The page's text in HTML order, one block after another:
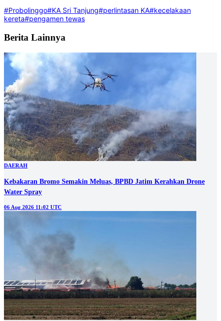
#Probolinggo#KA Sri Tanjung#perlintasan KA#kecelakaan
kereta#pengamen tewas
Berita Lainnya
DAERAH
Kebakaran Bromo Semakin Meluas, BPBD Jatim Kerahkan Drone
Water Spray
06 Aug 2026 11:02 UTC